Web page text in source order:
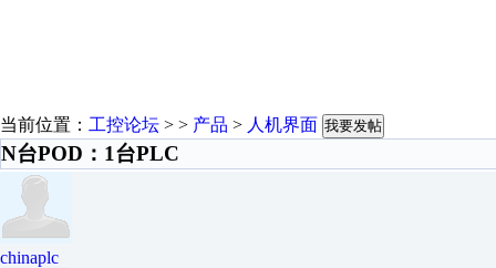
当前位置： 工控论坛 > > 产品 > 人机界面 我要发帖
N台POD：1台PLC
chinaplc